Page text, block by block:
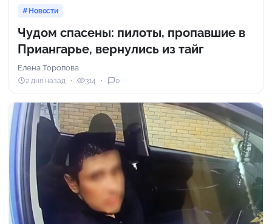
Новости
Чудом спасены: пилоты, пропавшие в
Приангарье, вернулись из тайг
Елена Торопова
2 дня назад 314 0